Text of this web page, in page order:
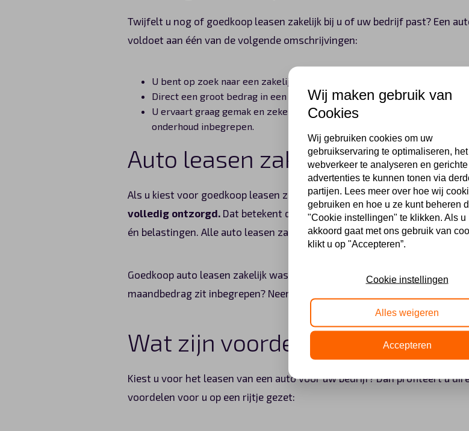
Twijfelt u nog of goedkoop leasen zakelijk bij u of uw bedrijf past? Een
voldoet aan één van de volgende omschrijvingen:
U bent op zoek naar een zakelijke auto voor een vast bedrag per maand;
Direct een groot bedrag in een nieuwe zakelijke auto investeren? Liever
U ervaart graag gemak en zekerheid. Bij auto leasen zakelijk kosten zit
onderhoud inbegrepen.
Auto leasen zakelijk kosten
Als u kiest voor goedkoop leasen zakelijk, dan profiteert u direct van
volledig ontzorgd. Dat betekent dat u geen omkijk meer heeft naar
én belastingen. Alle auto leasen zakelijk kosten zijn in één vast
Goedkoop auto leasen zakelijk was nog nooit zo eenvoudig! Wilt u meer
maandbedrag zit inbegrepen? Neem dan contact met ons op. Onze
Wat zijn voordelen van leasen?
Kiest u voor het leasen van een auto voor uw bedrijf? Dan profiteert u
voordelen voor u op een rijtje gezet:
Wij maken gebruik van
Cookies
Wij gebruiken cookies om uw
gebruikservaring te optimaliseren, het
webverkeer te analyseren en gerichte
advertenties te kunnen tonen via
partijen. Lees meer over hoe wij
gebruiken en hoe u ze kunt beheren
"Cookie instellingen" te klikken. Als u
akkoord gaat met ons gebruik van
klikt u op "Accepteren”.
Cookie instellingen
Alles weigeren
Accepteren